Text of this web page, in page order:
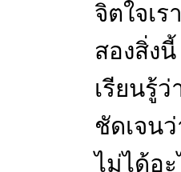
จิตใจเ
สองสิ่ง
เรียนรู้
ชัดเจน
ไม่ได้อ